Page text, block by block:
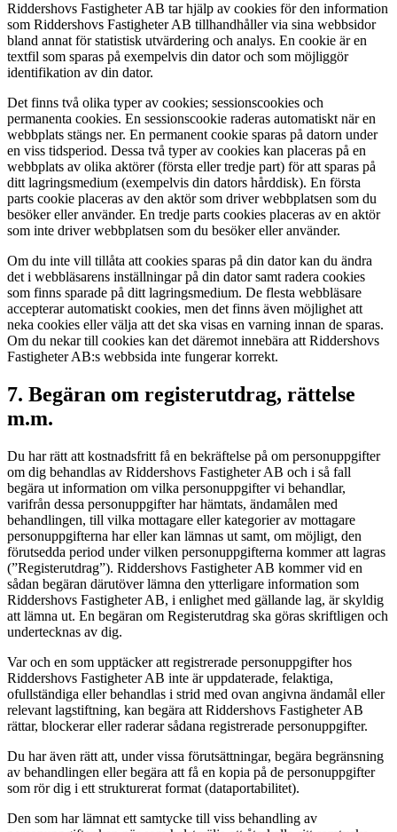
Riddershovs Fastigheter AB tar hjälp av cookies för den information
som Riddershovs Fastigheter AB tillhandhåller via sina webbsidor
bland annat för statistisk utvärdering och analys. En cookie är en
textfil som sparas på exempelvis din dator och som möjliggör
identifikation av din dator.
Det finns två olika typer av cookies; sessionscookies och
permanenta cookies. En sessionscookie raderas automatiskt när en
webbplats stängs ner. En permanent cookie sparas på datorn under
en viss tidsperiod. Dessa två typer av cookies kan placeras på en
webbplats av olika aktörer (första eller tredje part) för att sparas på
ditt lagringsmedium (exempelvis din dators hårddisk). En första
parts cookie placeras av den aktör som driver webbplatsen som du
besöker eller använder. En tredje parts cookies placeras av en aktör
som inte driver webbplatsen som du besöker eller använder.
Om du inte vill tillåta att cookies sparas på din dator kan du ändra
det i webbläsarens inställningar på din dator samt radera cookies
som finns sparade på ditt lagringsmedium. De flesta webbläsare
accepterar automatiskt cookies, men det finns även möjlighet att
neka cookies eller välja att det ska visas en varning innan de sparas.
Om du nekar till cookies kan det däremot innebära att Riddershovs
Fastigheter AB:s webbsida inte fungerar korrekt.
7. Begäran om registerutdrag, rättelse
m.m.
Du har rätt att kostnadsfritt få en bekräftelse på om personuppgifter
om dig behandlas av Riddershovs Fastigheter AB och i så fall
begära ut information om vilka personuppgifter vi behandlar,
varifrån dessa personuppgifter har hämtats, ändamålen med
behandlingen, till vilka mottagare eller kategorier av mottagare
personuppgifterna har eller kan lämnas ut samt, om möjligt, den
förutsedda period under vilken personuppgifterna kommer att lagras
(”Registerutdrag”). Riddershovs Fastigheter AB kommer vid en
sådan begäran därutöver lämna den ytterligare information som
Riddershovs Fastigheter AB, i enlighet med gällande lag, är skyldig
att lämna ut. En begäran om Registerutdrag ska göras skriftligen och
undertecknas av dig.
Var och en som upptäcker att registrerade personuppgifter hos
Riddershovs Fastigheter AB inte är uppdaterade, felaktiga,
ofullständiga eller behandlas i strid med ovan angivna ändamål eller
relevant lagstiftning, kan begära att Riddershovs Fastigheter AB
rättar, blockerar eller raderar sådana registrerade personuppgifter.
Du har även rätt att, under vissa förutsättningar, begära begränsning
av behandlingen eller begära att få en kopia på de personuppgifter
som rör dig i ett strukturerat format (dataportabilitet).
Den som har lämnat ett samtycke till viss behandling av